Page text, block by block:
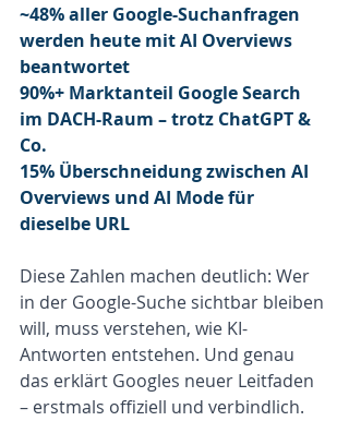
~48% aller Google-Suchanfragen
werden heute mit AI Overviews
beantwortet
90%+ Marktanteil Google Search
im DACH-Raum – trotz ChatGPT &
Co.
15% Überschneidung zwischen AI
Overviews und AI Mode für
dieselbe URL
Diese Zahlen machen deutlich: Wer
in der Google-Suche sichtbar bleiben
will, muss verstehen, wie KI-
Antworten entstehen. Und genau
das erklärt Googles neuer Leitfaden
– erstmals offiziell und verbindlich.